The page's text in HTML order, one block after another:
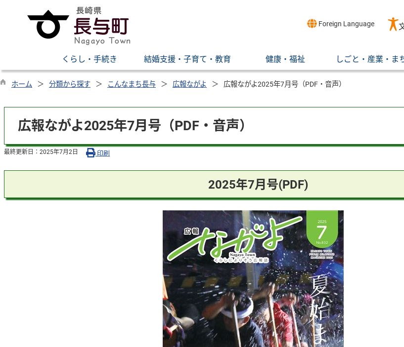
Foreign Language
くらし・手続き 結婚支援・子育て・教育 健康・福祉 しごと・産業・ま
ホーム 分類から探す こんなまち長与 広報ながよ 広報ながよ2025年7月号（PDF・音声）
広報ながよ2025年7月号（PDF・音声）
最終更新日： 2025年7月2日 印刷
2025年7月号(PDF)